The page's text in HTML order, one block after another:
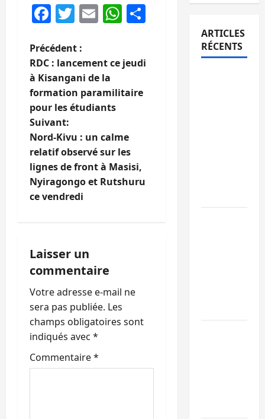
Facebook
Twitter
EmailWhatsApp
N
a
v
i
g
a
t
o
n
d
’
a
r
Précédent :
RDC : lancement ce jeudi
à Kisangani de la
formation paramilitaire
pour les étudiants
Suivant:
Nord-Kivu : un calme
relatif observé sur les
lignes de front à Masisi,
Nyiragongo et Rutshuru
ce vendredi
Laisser un
commentaire
Votre adresse e-mail ne
sera pas publiée. Les
champs obligatoires sont
indiqués avec *
Commentaire*
ARTICLES
RÉCENTS